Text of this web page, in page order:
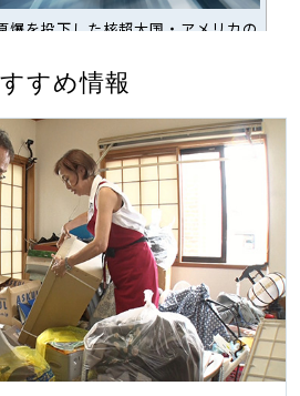
すめ情報